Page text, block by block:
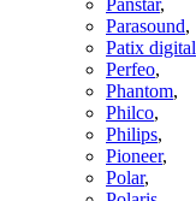
Parasound,
Patix digital
Perfeo,
Phantom,
Philco,
Philips,
Pioneer,
Polar,